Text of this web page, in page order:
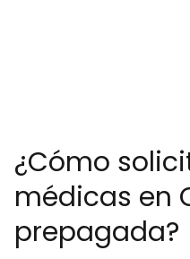
¿Cómo
médicas en
prepagada?